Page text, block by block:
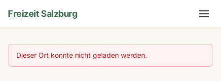
Freizeit Salzburg
Dieser Ort konnte nicht geladen werden.